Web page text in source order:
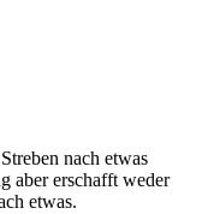
nach etwas
aber erschafft weder
etwas.